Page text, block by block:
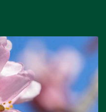
de cambio. Explora